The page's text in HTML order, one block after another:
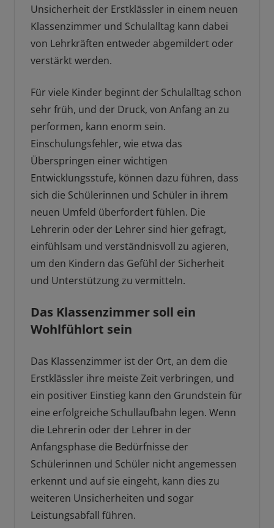
Unsicherheit der Erstklässler in einem neuen
Klassenzimmer und Schulalltag kann dabei
von Lehrkräften entweder abgemildert oder
verstärkt werden.
Für viele Kinder beginnt der Schulalltag schon
sehr früh, und der Druck, von Anfang an zu
performen, kann enorm sein.
Einschulungsfehler, wie etwa das
Überspringen einer wichtigen
Entwicklungsstufe, können dazu führen, dass
sich die Schülerinnen und Schüler in ihrem
neuen Umfeld überfordert fühlen. Die
Lehrerin oder der Lehrer sind hier gefragt,
einfühlsam und verständnisvoll zu agieren,
um den Kindern das Gefühl der Sicherheit
und Unterstützung zu vermitteln.
Das Klassenzimmer soll ein
Wohlfühlort sein
Das Klassenzimmer ist der Ort, an dem die
Erstklässler ihre meiste Zeit verbringen, und
ein positiver Einstieg kann den Grundstein für
eine erfolgreiche Schullaufbahn legen. Wenn
die Lehrerin oder der Lehrer in der
Anfangsphase die Bedürfnisse der
Schülerinnen und Schüler nicht angemessen
erkennt und auf sie eingeht, kann dies zu
weiteren Unsicherheiten und sogar
Leistungsabfall führen.